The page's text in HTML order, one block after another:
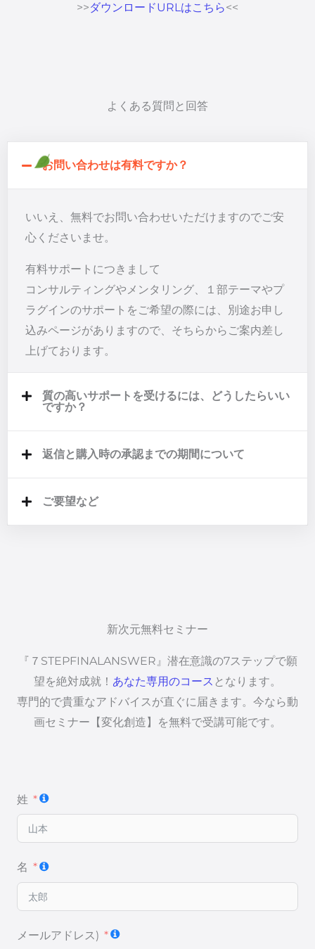
>>ダウンロードURLはこちら<<
よくある質問と回答
お問い合わせは有料ですか？
いいえ、無料でお問い合わせいただけますのでご安
心くださいませ。
有料サポートにつきまして
コンサルティングやメンタリング、１部テーマやプ
ラグインのサポートをご希望の際には、別途お申し
込みページがありますので、そちらからご案内差し
上げております。
質の高いサポートを受けるには、どうしたらいい
ですか？
返信と購入時の承認までの期間について
ご要望など
新次元無料セミナー
『７STEPFINALANSWER』潜在意識の7ステップで願
望を絶対成就！ あなた専用のコース となります。
専門的で貴重なアドバイスが直ぐに届きます。今なら動
画セミナー【変化創造】を無料で受講可能です。
姓
名
メールアドレス)